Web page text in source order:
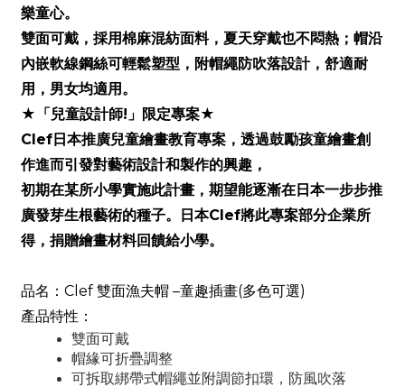
樂童心。
雙面可戴，採用棉麻混紡面料，夏天穿戴也不悶熱；帽沿
內嵌軟線鋼絲可輕鬆塑型， 附帽繩防吹落設計， 舒適耐
用，男女均適用。
★「兒童設計師! 」限定專案★
Clef日本推廣兒童繪畫教育專案，透過鼓勵孩童繪畫創
作進而引發對藝術設計和製作的興趣，
初期在某所小學實施此計畫，期望能逐漸在日本一步步推
廣發芽生根藝術的種子。日本Clef將此專案部分企業所
得，捐贈繪畫材料回饋給小學。
品名： Clef 雙面漁夫帽 –童趣插畫(多色可選)
產品特性：
雙面可戴
帽緣可折疊調整
可拆取綁帶式帽繩並附調節扣環，防風吹落